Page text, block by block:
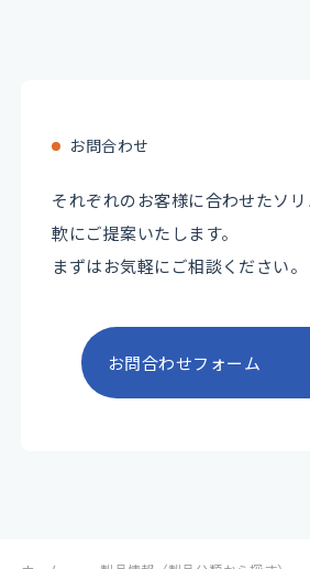
お問合わせ
それぞれのお客様に合わせたソ
軟にご提案いたします。
まずはお気軽にご相談ください。
お問合わせフォーム